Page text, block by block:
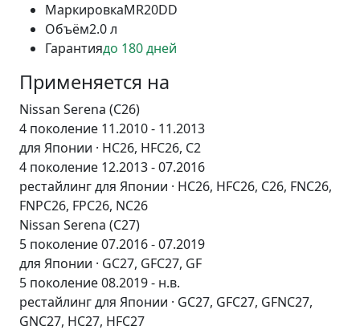
МаркировкаMR20DD
Объём2.0 л
Гарантиядо 180 дней
Применяется на
Nissan Serena (C26)
4 поколение 11.2010 - 11.2013
для Японии · HC26, HFC26, C2
4 поколение 12.2013 - 07.2016
рестайлинг для Японии · HC26, HFC26, C26, FNC26,
FNPC26, FPC26, NC26
Nissan Serena (C27)
5 поколение 07.2016 - 07.2019
для Японии · GC27, GFC27, GF
5 поколение 08.2019 - н.в.
рестайлинг для Японии · GC27, GFC27, GFNC27,
GNC27, HC27, HFC27